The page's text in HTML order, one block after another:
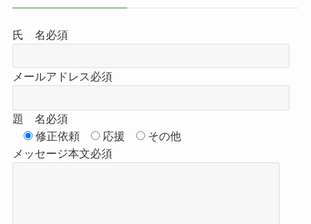
氏 名必須
メールアドレス必須
題 名必須
修正依頼
応援
その他
メッセージ本文必須